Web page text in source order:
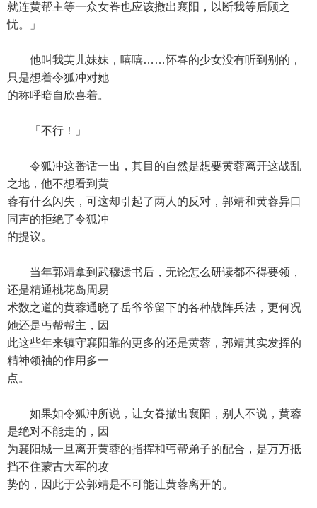
就连黄帮主等一众女眷也应该撤出襄阳，以断我等后顾之
忧。」
他叫我芙儿妹妹，嘻嘻……怀春的少女没有听到别的，
只是想着令狐冲对她
的称呼暗自欣喜着。
「不行！」
令狐冲这番话一出，其目的自然是想要黄蓉离开这战乱
之地，他不想看到黄
蓉有什么闪失，可这却引起了两人的反对，郭靖和黄蓉异口
同声的拒绝了令狐冲
的提议。
当年郭靖拿到武穆遗书后，无论怎么研读都不得要领，
还是精通桃花岛周易
术数之道的黄蓉通晓了岳爷爷留下的各种战阵兵法，更何况
她还是丐帮帮主，因
此这些年来镇守襄阳靠的更多的还是黄蓉，郭靖其实发挥的
精神领袖的作用多一
点。
如果如令狐冲所说，让女眷撤出襄阳，别人不说，黄蓉
是绝对不能走的，因
为襄阳城一旦离开黄蓉的指挥和丐帮弟子的配合，是万万抵
挡不住蒙古大军的攻
势的，因此于公郭靖是不可能让黄蓉离开的。